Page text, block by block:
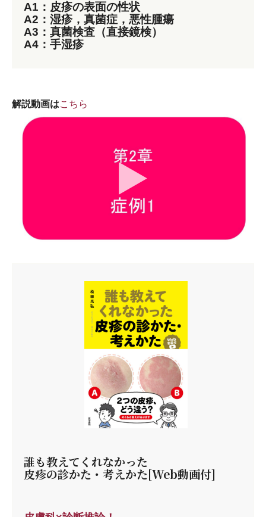
A1：皮疹の表面の性状
A2：湿疹，真菌症，悪性腫瘍
A3：真菌検査（直接鏡検）
A4：手湿疹
解説動画はこちら
誰も教えてくれなかった
皮疹の診かた・考えかた[Web動画付]